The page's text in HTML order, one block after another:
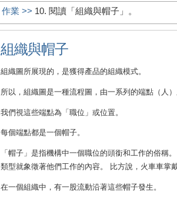
作業 >> 10. 閱讀「組織與帽子」。
組織與帽子
組織圖所展現的，是獲得產品的組織模式。
所以，組織圖是一種流程圖，由一系列的端點（人
我們視這些端點為「職位」或位置。
每個端點都是一個帽子。
「帽子」是指機構中一個職位的頭銜和工作的俗稱
類型就象徵著他們工作的內容。 比方說，火車車掌
在一個組織中，有一股流動沿著這些帽子發生。